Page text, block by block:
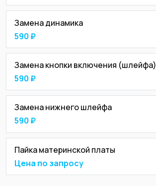
Замена динамика
590 ₽
Замена кнопки включения (шлейфа)
590 ₽
Замена нижнего шлейфа
590 ₽
Пайка материнской платы
Цена по запросу